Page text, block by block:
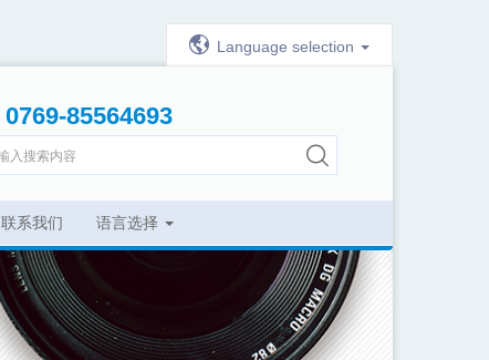
Language selection
0769-85564693
联系我们 语言选择